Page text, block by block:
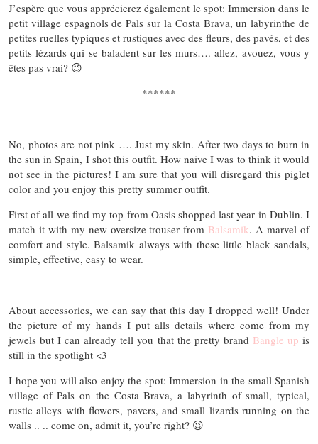
J’espère que vous apprécierez également le spot: Immersion dans le
petit village espagnols de Pals sur la Costa Brava, un labyrinthe de
petites ruelles typiques et rustiques avec des fleurs, des pavés, et des
petits lézards qui se baladent sur les murs…. allez, avouez, vous y
êtes pas vrai? 😉
******
No, photos are not pink …. Just my skin. After two days to burn in
the sun in Spain, I shot this outfit. How naive I was to think it would
not see in the pictures! I am sure that you will disregard this piglet
color and you enjoy this pretty summer outfit.
First of all we find my top from Oasis shopped last year in Dublin. I
match it with my new oversize trouser from Balsamik. A marvel of
comfort and style. Balsamik always with these little black sandals,
simple, effective, easy to wear.
About accessories, we can say that this day I dropped well! Under
the picture of my hands I put alls details where come from my
jewels but I can already tell you that the pretty brand Bangle up is
still in the spotlight <3
I hope you will also enjoy the spot: Immersion in the small Spanish
village of Pals on the Costa Brava, a labyrinth of small, typical,
rustic alleys with flowers, pavers, and small lizards running on the
walls .. .. come on, admit it, you’re right? 😉